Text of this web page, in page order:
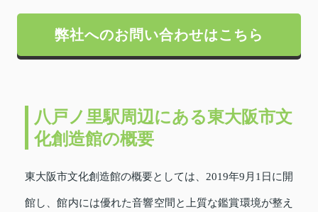
弊社へのお問い合わせはこちら
八戸ノ里駅周辺にある東大阪市文
化創造館の概要
東大阪市文化創造館の概要としては、2019年9月1日に開
館し、館内には優れた音響空間と上質な鑑賞環境が整え